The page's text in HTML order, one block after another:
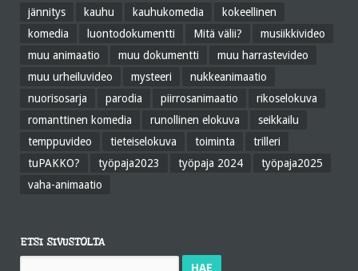
jännitys
kauhu kauhukomedia
kokeellinen
komedia
luontodokumentti Mitä välii?
musiikkivideo
muu animaatio
muu dokumentti
muu harrastevideo
muu urheiluvideo
mysteeri
nukkeanimaatio
nuorisosarja
parodia piirrosanimaatio
rikoselokuva
romanttinen komedia
runollinen elokuva
seikkailu
temppuvideo
tieteiselokuva toiminta
trilleri
tuPAKKO?
työpaja2023 työpaja 2024
työpaja2025
vaha-animaatio
ETSI SIVUSTOLTA